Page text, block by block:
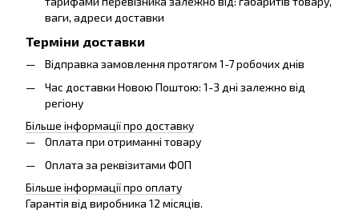
ваги, адреси доставки
Терміни доставки
Відправка замовлення протягом 1-7 робочих днів
Час доставки Новою Поштою: 1-3 дні залежно від
регіону
Більше інформації про доставку
Оплата при отриманні товару
Оплата за реквізитами ФОП
Більше інформації про оплату
Гарантія від виробника 12 місяців.